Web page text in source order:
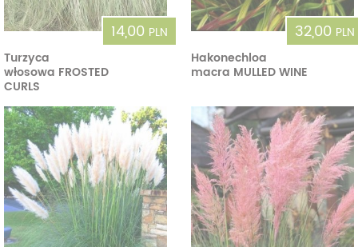
14,00 PLN
Turzyca
włosowa FROSTED
CURLS
32,00 PLN
Hakonechloa
macra MULLED WINE